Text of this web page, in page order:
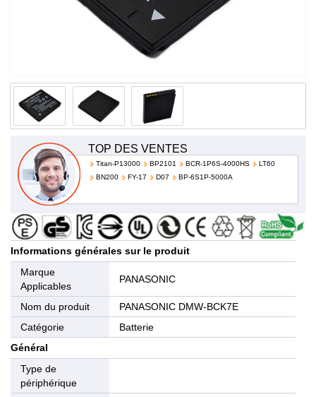
TOP DES VENTES
Titan-P13000 BP2101 BCR-1P6S-4000HS
LT60
BN200
FY-17 D07 BP-6S1P-5000A
Informations générales sur le produit
Marque
Applicables
PANASONIC
Nom du produit
PANASONIC DMW-BCK7E
Catégorie
Batterie
Général
Type de
périphérique